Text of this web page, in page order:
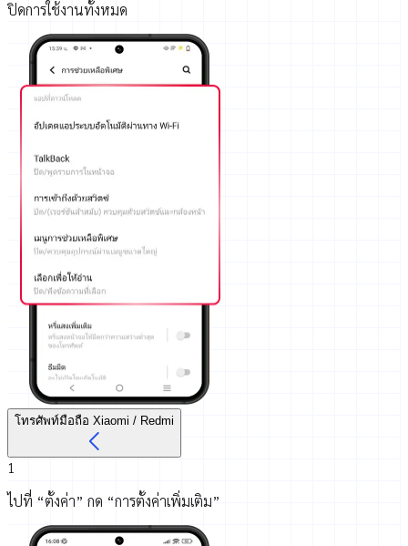
ปิดการใช้งานทั้งหมด
โทรศัพท์มือถือ Xiaomi / Redmi
1
ไปที่ “ตั้งค่า” กด “การตั้งค่าเพิ่มเติม”